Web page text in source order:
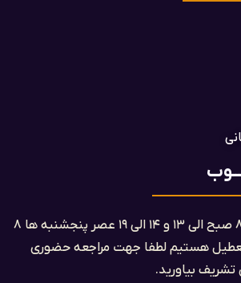
ثبت سفارش:ساعت ۸ صبح الی ۱۳ و ۱۴ الی ۱۹ عصر پنجشنبه ها ۸
ها تعطیل هستیم لطفا جهت مراجعه حضوری
تشریف بیاورید.